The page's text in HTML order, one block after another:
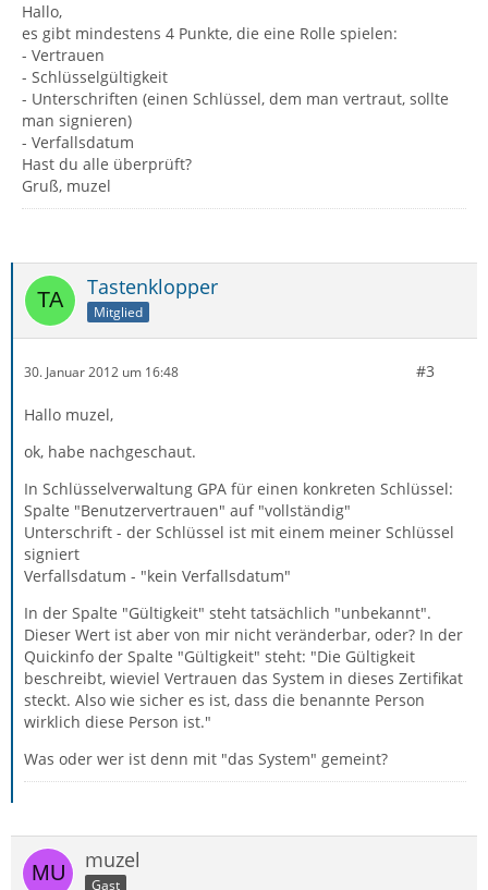
Hallo,
es gibt mindestens 4 Punkte, die eine Rolle spielen:
- Vertrauen
- Schlüsselgültigkeit
- Unterschriften (einen Schlüssel, dem man vertraut, sollte
man signieren)
- Verfallsdatum
Hast du alle überprüft?
Gruß, muzel
Tastenklopper
Mitglied
30. Januar 2012 um 16:48 #3
Hallo muzel,
ok, habe nachgeschaut.
In Schlüsselverwaltung GPA für einen konkreten Schlüssel:
Spalte "Benutzervertrauen" auf "vollständig"
Unterschrift - der Schlüssel ist mit einem meiner Schlüssel
signiert
Verfallsdatum - "kein Verfallsdatum"
In der Spalte "Gültigkeit" steht tatsächlich "unbekannt".
Dieser Wert ist aber von mir nicht veränderbar, oder? In der
Quickinfo der Spalte "Gültigkeit" steht: "Die Gültigkeit
beschreibt, wieviel Vertrauen das System in dieses Zertifikat
steckt. Also wie sicher es ist, dass die benannte Person
wirklich diese Person ist."
Was oder wer ist denn mit "das System" gemeint?
muzel
Gast